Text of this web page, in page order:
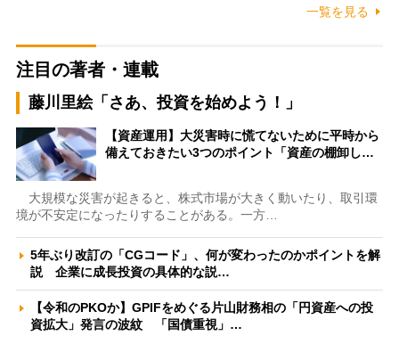
一覧を見る
注目の著者・連載
藤川里絵「さあ、投資を始めよう！」
【資産運用】大災害時に慌てないために平時から
備えておきたい3つのポイント「資産の棚卸し…
大規模な災害が起きると、株式市場が大きく動いたり、取引環
境が不安定になったりすることがある。一方…
5年ぶり改訂の「CGコード」、何が変わったのかポイントを解
説 企業に成長投資の具体的な説…
【令和のPKOか】GPIFをめぐる片山財務相の「円資産への投
資拡大」発言の波紋 「国債重視」…